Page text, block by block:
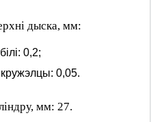
дыска, мм:
0,2;
0,05.
мм: 27.